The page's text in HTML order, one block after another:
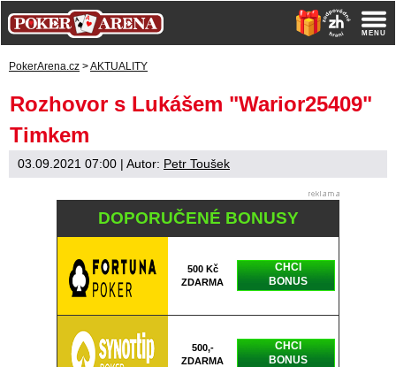
PokerArena.cz >AKTUALITY
Rozhovor s Lukášem "Warior25409"
Timkem
03.09.2021 07:00 | Autor: Petr Toušek
DOPORUČENÉ BONUSY
500 Kč
ZDARMA
CHCI
BONUS
500,-
ZDARMA
CHCI
BONUS